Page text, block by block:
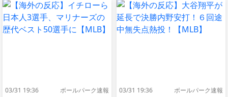
[海外の反応]
03/31 19:36 ボールパーク速報 03/31 19:36 ボールパーク速報